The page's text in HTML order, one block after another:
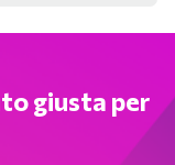
giusta per